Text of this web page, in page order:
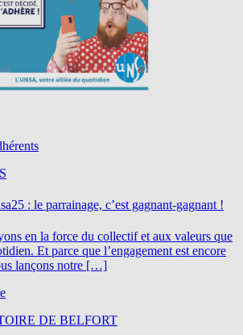
: le parrainage, c’est gagnant-gagnant !
en la force du collectif et aux valeurs que
Et parce que l’engagement est encore
lançons notre […]
DE BELFORT